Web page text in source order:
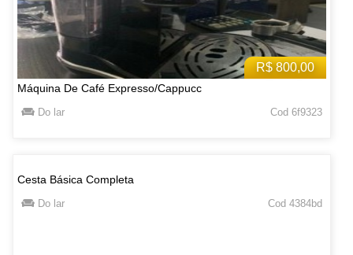
R$ 800,00
Máquina De Café Expresso/Cappucc
Do lar Cod 6f9323
Cesta Básica Completa
Do lar Cod 4384bd